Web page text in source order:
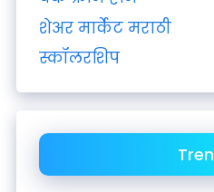
शेअर मार्केट मराठी
स्कॉलरशिप